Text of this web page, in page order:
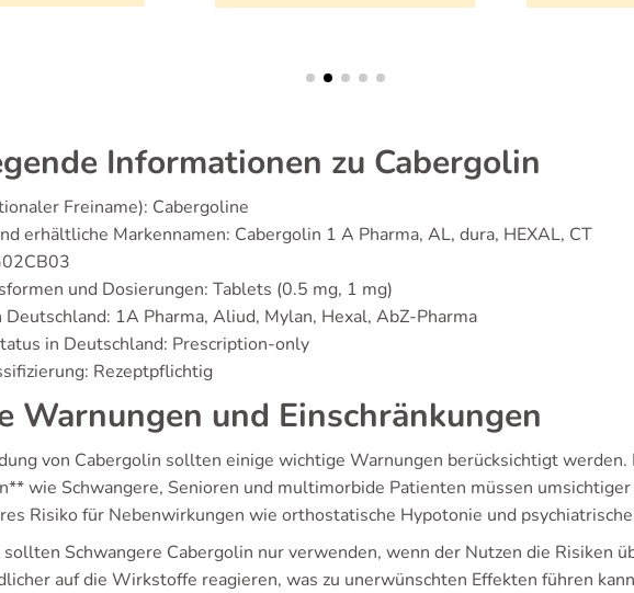
Informationen zu Cabergolin
Freiname): Cabergoline
erhältliche Markennamen: Cabergolin 1 A Pharma, AL, dura, HEXAL, CT
und Dosierungen: Tablets (0.5 mg, 1 mg)
1A Pharma, Aliud, Mylan, Hexal, AbZ-Pharma
in Deutschland: Prescription-only
Rezeptpflichtig
Warnungen und Einschränkungen
von Cabergolin sollten einige wichtige Warnungen berücksichtigt werden.
wie Schwangere, Senioren und multimorbide Patienten müssen
Risiko für Nebenwirkungen wie orthostatische Hypotonie und
Schwangere Cabergolin nur verwenden, wenn der Nutzen die Risiken
auf die Wirkstoffe reagieren, was zu unerwünschten Effekten führen